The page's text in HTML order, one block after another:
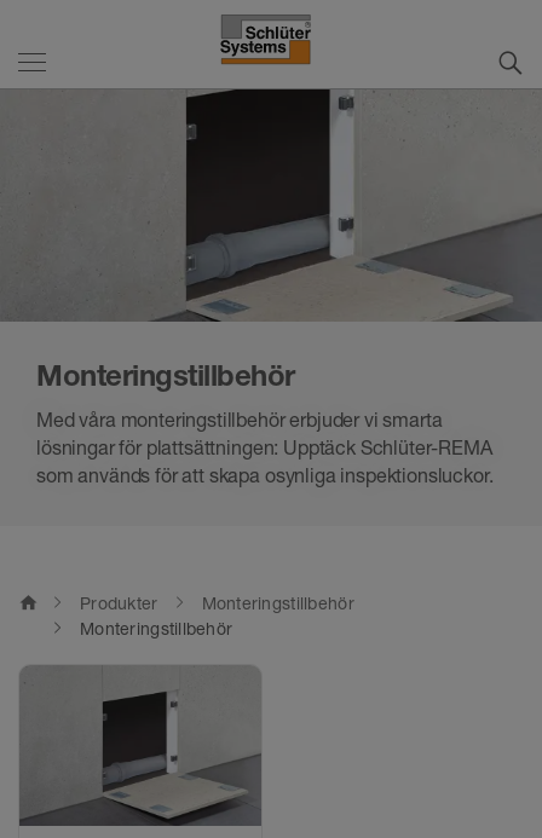
Monteringstillbehör
Med våra monteringstillbehör erbjuder vi smarta
lösningar för plattsättningen: Upptäck Schlüter-REMA
som används för att skapa osynliga inspektionsluckor.
home Produkter
Monteringstillbehör
Monteringstillbehör